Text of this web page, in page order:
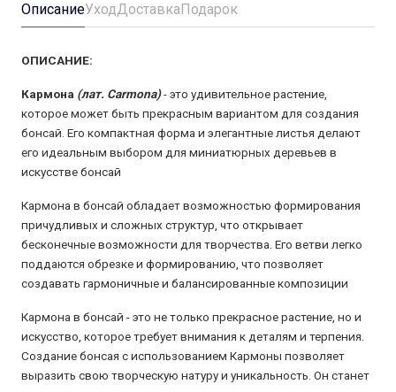
ОписаниеУходДоставкаПодарок
ОПИСАНИЕ:
Кармона (лат. Carmona)- это удивительное растение,
которое может быть прекрасным вариантом для создания
бонсай. Его компактная форма и элегантные листья делают
его идеальным выбором для миниатюрных деревьев в
искусстве бонсай
Кармона в бонсай обладает возможностью формирования
причудливых и сложных структур, что открывает
бесконечные возможности для творчества. Его ветви легко
поддаются обрезке и формированию, что позволяет
создавать гармоничные и балансированные композиции
Кармона в бонсай - это не только прекрасное растение, но и
искусство, которое требует внимания к деталям и терпения.
Создание бонсая с использованием Кармоны позволяет
выразить свою творческую натуру и уникальность. Он станет